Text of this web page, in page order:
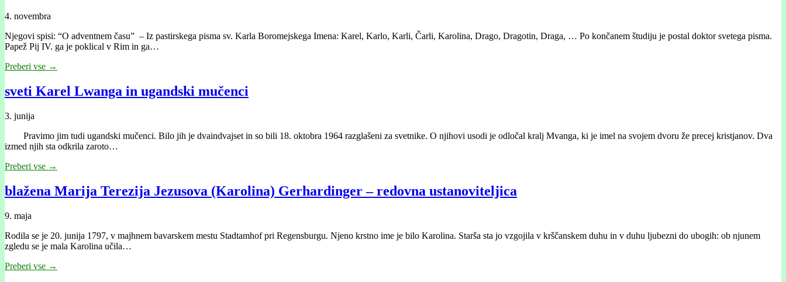
4. novembra
Njegovi spisi: “O adventnem času” – Iz pastirskega pisma sv. Karla Boromejskega Imena: Karel, Karlo, Karli, Čarli, Karolina, Drago, Dragotin, Draga, … Po končanem študiju je postal doktor svetega pisma.
Papež Pij IV. ga je poklical v Rim in ga…
Preberi vse →
sveti Karel Lwanga in ugandski mučenci
3. junija
Pravimo jim tudi ugandski mučenci. Bilo jih je dvaindvajset in so bili 18. oktobra 1964 razglašeni za svetnike. O njihovi usodi je odločal kralj Mvanga, ki je imel na svojem dvoru že precej kristjanov. Dva
izmed njih sta odkrila zaroto…
Preberi vse →
blažena Marija Terezija Jezusova (Karolina) Gerhardinger – redovna ustanoviteljica
9. maja
Rodila se je 20. junija 1797, v majhnem bavarskem mestu Stadtamhof pri Regensburgu. Njeno krstno ime je bilo Karolina. Starša sta jo vzgojila v krščanskem duhu in v duhu ljubezni do ubogih: ob njunem
zgledu se je mala Karolina učila…
Preberi vse →